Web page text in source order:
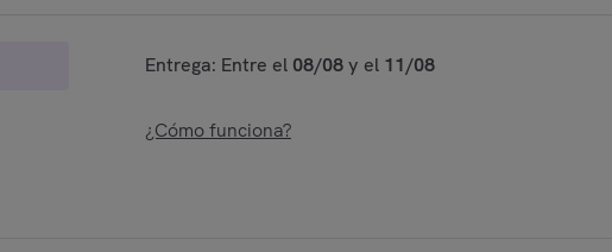
Entrega: Entre el 08/08y el 11/08
¿Cómo funciona?